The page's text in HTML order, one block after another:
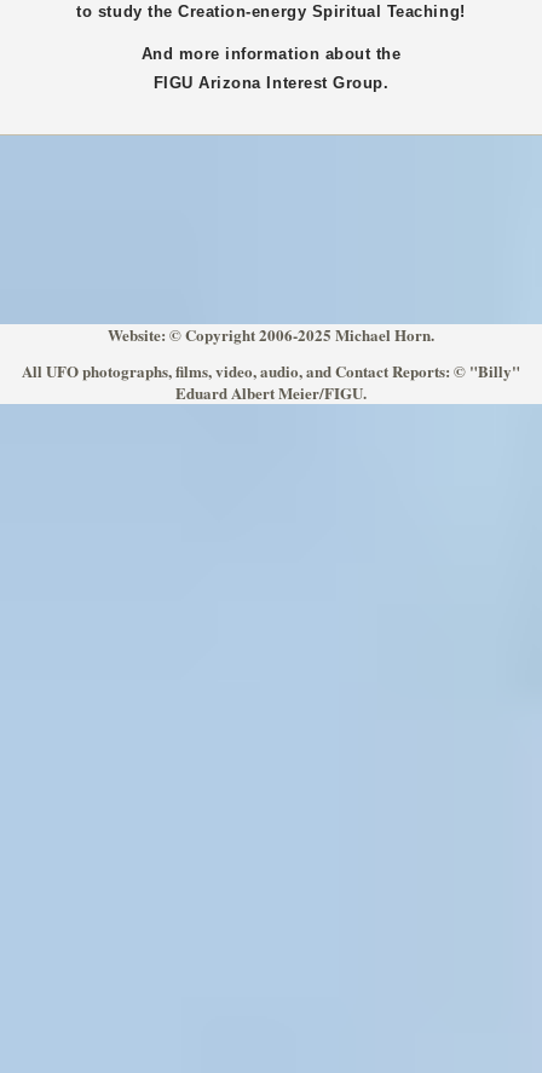
to study the Creation-energy Spiritual Teaching!
And more information about the
FIGUArizonaInterest Group.
Website: © Copyright 2006-2025 Michael Horn.
All UFO photographs, films, video, audio, and Contact Reports: © "Billy"
Eduard Albert Meier/FIGU.